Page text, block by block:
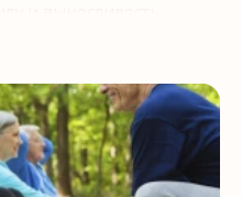
заставят ваше сердце